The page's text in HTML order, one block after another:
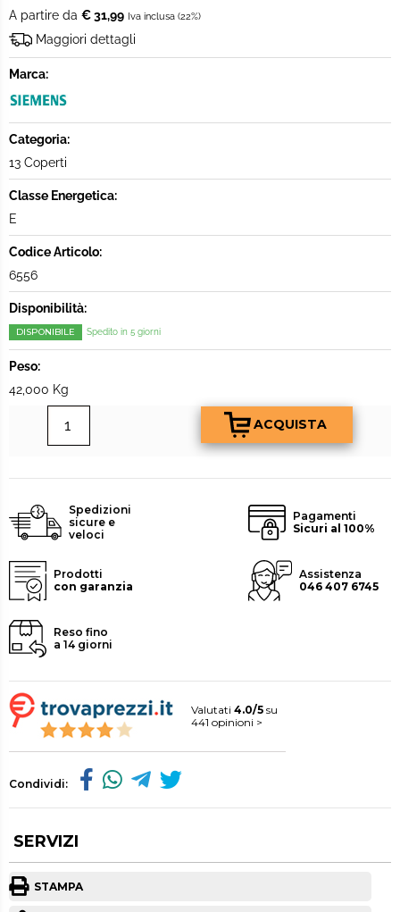
A partire da € 31,99 Iva inclusa (22%)
Maggiori dettagli
Marca:
Categoria:
13 Coperti
Classe Energetica:
E
Codice Articolo:
6556
Disponibilità:
DISPONIBILE Spedito in 5 giorni
Peso:
42,000 Kg
Spedizioni
sicure e
veloci
Pagamenti
Sicuri al 100%
Prodotti
con garanzia
Assistenza
046 407 6745
Reso fino
a 14 giorni
Valutati 4.0/5 su
441 opinioni >
Condividi:
SERVIZI
STAMPA